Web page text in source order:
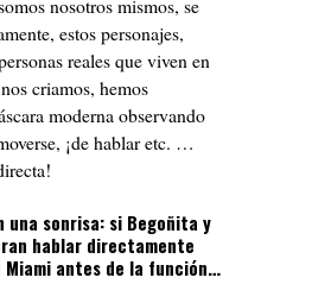
nosotros mismos, se
estos personajes,
reales que viven en
criamos, hemos
moderna observando
¡de hablar etc. …
una sonrisa: si Begoñita y
hablar directamente
Miami antes de la función…